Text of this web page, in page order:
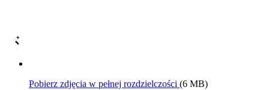
Pobierz zdjęcia w pełnej rozdzielczości (6 MB)